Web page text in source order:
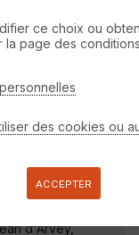
de la
en contrehaut
la Boiserette. »
de Chambéry
d'Arvey,
ce choix ou
la page des
des cookies ou
ACCEPTER